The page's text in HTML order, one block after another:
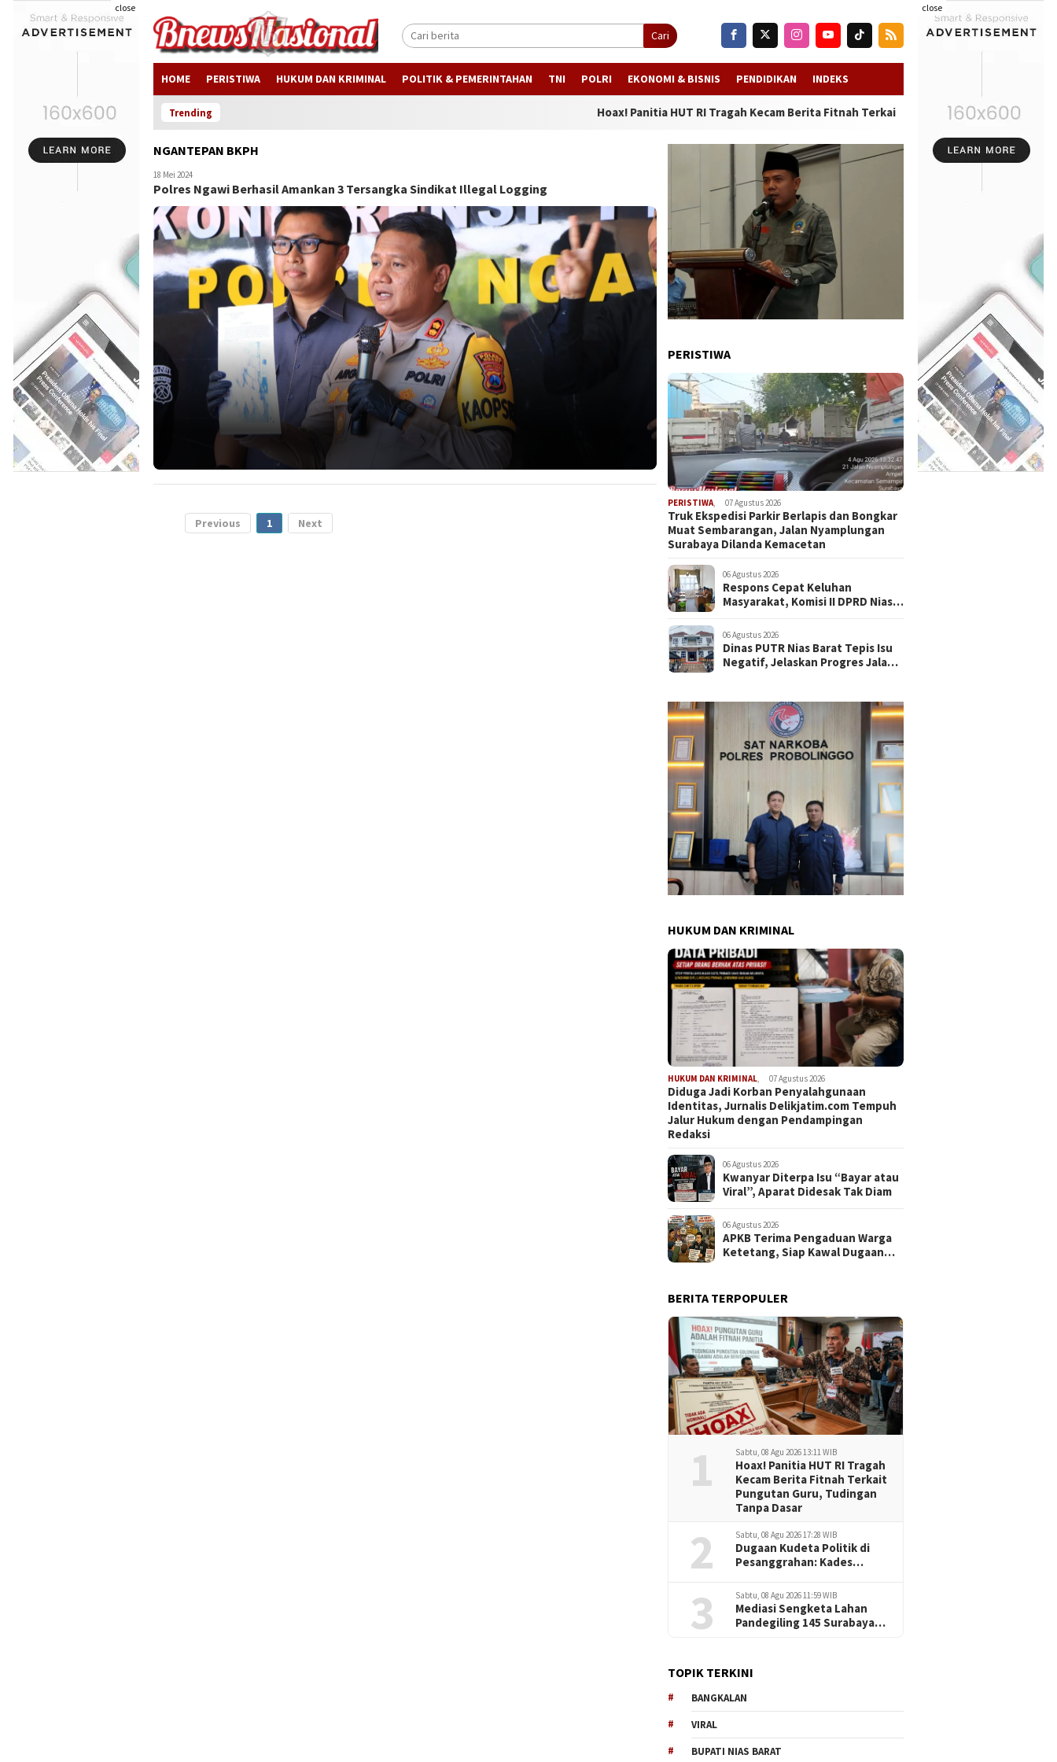
close close
Cari
HOME PERISTIWA HUKUM DAN KRIMINAL POLITIK & PEMERINTAHAN TNI POLRI EKONOMI & BISNIS PENDIDIKAN INDEKS
Trending Hoax! Panitia HUT RI Tragah Kecam Berita Fitnah Terkait Pungutan Guru, Tudingan Tanpa
NGANTEPAN BKPH
18 Mei 2024
Polres Ngawi Berhasil Amankan 3 Tersangka Sindikat Illegal Logging
Previous 1 Next
PERISTIWA
PERISTIWA, 07 Agustus 2026
Truk Ekspedisi Parkir Berlapis dan Bongkar
Muat Sembarangan, Jalan Nyamplungan
Surabaya Dilanda Kemacetan
06 Agustus 2026
Respons Cepat Keluhan
Masyarakat, Komisi II DPRD Nias
Pembangunan RSU Cerah Medika
.
06 Agustus 2026
Dinas PUTR Nias Barat Tepis Isu
Negatif, Jelaskan Progres Jalan
HUKUM DAN KRIMINAL
HUKUM DAN KRIMINAL, 07 Agustus 2026
Diduga Jadi Korban Penyalahgunaan
Identitas, Jurnalis Delikjatim.com Tempuh
Jalur Hukum dengan Pendampingan
Redaksi
06 Agustus 2026
Kwanyar Diterpa Isu “Bayar atau
Viral”, Aparat Didesak Tak Diam
06 Agustus 2026
APKB Terima Pengaduan Warga
Ketetang, Siap Kawal Dugaan
BERITA TERPOPULER
1 Sabtu, 08 Agu 2026 13:11 WIB
Hoax! Panitia HUT RI Tragah
Kecam Berita Fitnah Terkait
Pungutan Guru, Tudingan
Tanpa Dasar
2 Sabtu, 08 Agu 2026 17:28 WIB
Dugaan Kudeta Politik di
Pesanggrahan: Kades
Aparat Jadi Dalang
Provokasi
3 Sabtu, 08 Agu 2026 11:59 WIB
Mediasi Sengketa Lahan
Pandegiling 145 Surabaya
TOPIK TERKINI
BANGKALAN
VIRAL
BUPATI NIAS BARAT